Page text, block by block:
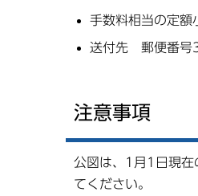
手数料相当の定額
送付先 郵便番
注意事項
公図は、1月1日現在
てください。